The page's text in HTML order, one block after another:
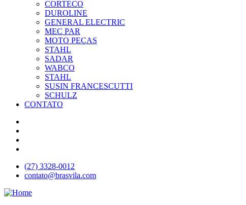
CORTECO
DUROLINE
GENERAL ELECTRIC
MEC PAR
MOTO PEÇAS
STAHL
SADAR
WABCO
STAHL
SUSIN FRANCESCUTTI
SCHULZ
CONTATO
(27) 3328-0012
contato@brasvila.com